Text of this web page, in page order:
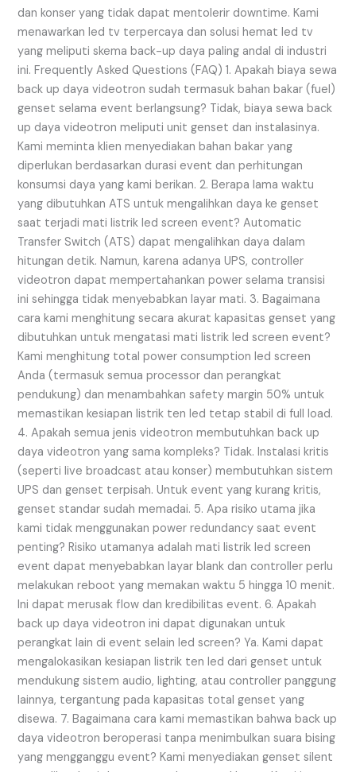
dan konser yang tidak dapat mentolerir downtime. Kami
menawarkan led tv terpercaya dan solusi hemat led tv
yang meliputi skema back-up daya paling andal di industri
ini. Frequently Asked Questions (FAQ) 1. Apakah biaya sewa
back up daya videotron sudah termasuk bahan bakar (fuel)
genset selama event berlangsung? Tidak, biaya sewa back
up daya videotron meliputi unit genset dan instalasinya.
Kami meminta klien menyediakan bahan bakar yang
diperlukan berdasarkan durasi event dan perhitungan
konsumsi daya yang kami berikan. 2. Berapa lama waktu
yang dibutuhkan ATS untuk mengalihkan daya ke genset
saat terjadi mati listrik led screen event? Automatic
Transfer Switch (ATS) dapat mengalihkan daya dalam
hitungan detik. Namun, karena adanya UPS, controller
videotron dapat mempertahankan power selama transisi
ini sehingga tidak menyebabkan layar mati. 3. Bagaimana
cara kami menghitung secara akurat kapasitas genset yang
dibutuhkan untuk mengatasi mati listrik led screen event?
Kami menghitung total power consumption led screen
Anda (termasuk semua processor dan perangkat
pendukung) dan menambahkan safety margin 50% untuk
memastikan kesiapan listrik ten led tetap stabil di full load.
4. Apakah semua jenis videotron membutuhkan back up
daya videotron yang sama kompleks? Tidak. Instalasi kritis
(seperti live broadcast atau konser) membutuhkan sistem
UPS dan genset terpisah. Untuk event yang kurang kritis,
genset standar sudah memadai. 5. Apa risiko utama jika
kami tidak menggunakan power redundancy saat event
penting? Risiko utamanya adalah mati listrik led screen
event dapat menyebabkan layar blank dan controller perlu
melakukan reboot yang memakan waktu 5 hingga 10 menit.
Ini dapat merusak flow dan kredibilitas event. 6. Apakah
back up daya videotron ini dapat digunakan untuk
perangkat lain di event selain led screen? Ya. Kami dapat
mengalokasikan kesiapan listrik ten led dari genset untuk
mendukung sistem audio, lighting, atau controller panggung
lainnya, tergantung pada kapasitas total genset yang
disewa. 7. Bagaimana cara kami memastikan bahwa back up
daya videotron beroperasi tanpa menimbulkan suara bising
yang mengganggu event? Kami menyediakan genset silent